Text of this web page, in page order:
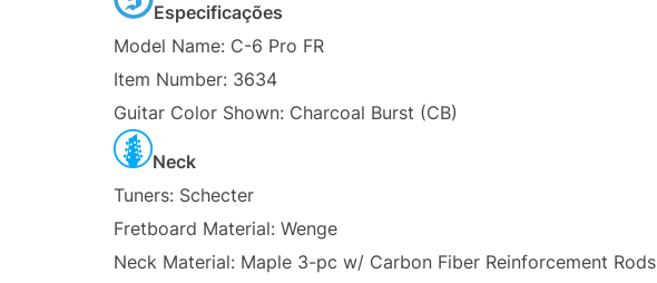
Especificações
Model Name: C-6 Pro FR
Item Number: 3634
Guitar Color Shown: Charcoal Burst (CB)
Neck
Tuners: Schecter
Fretboard Material: Wenge
Neck Material: Maple 3-pc w/ Carbon Fiber Reinforcement Rods